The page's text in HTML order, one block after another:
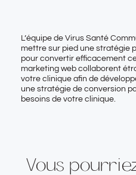
L’équipe de Virus Santé
mettre sur pied une stratégie
pour convertir efficacement
marketing web collaborent
votre clinique afin de
une stratégie de conversion
besoins de votre clinique.
Vous